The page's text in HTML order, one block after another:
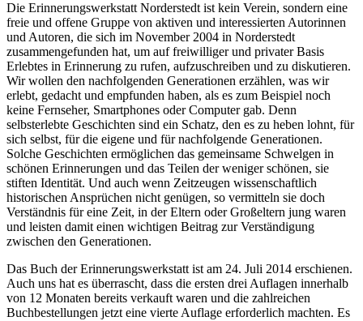
Die Erinnerungswerkstatt Norderstedt ist kein Verein, sondern eine
freie und offene Gruppe von aktiven und interessierten Autorinnen
und Autoren, die sich im November 2004 in Norderstedt
zusammengefunden hat, um auf freiwilliger und privater Basis
Erlebtes in Erinnerung zu rufen, aufzuschreiben und zu diskutieren.
Wir wollen den nachfolgenden Generationen erzählen, was wir
erlebt, gedacht und empfunden haben, als es zum Beispiel noch
keine Fernseher, Smartphones oder Computer gab. Denn
selbsterlebte Geschichten sind ein Schatz, den es zu heben lohnt, für
sich selbst, für die eigene und für nachfolgende Generationen.
Solche Geschichten ermöglichen das gemeinsame Schwelgen in
schönen Erinnerungen und das Teilen der weniger schönen, sie
stiften Identität. Und auch wenn Zeitzeugen wissenschaftlich
historischen Ansprüchen nicht genügen, so vermitteln sie doch
Verständnis für eine Zeit, in der Eltern oder Großeltern jung waren
und leisten damit einen wichtigen Beitrag zur Verständigung
zwischen den Generationen.
Das Buch der Erinnerungswerkstatt ist am 24. Juli 2014 erschienen.
Auch uns hat es überrascht, dass die ersten drei Auflagen innerhalb
von 12 Monaten bereits verkauft waren und die zahlreichen
Buchbestellungen jetzt eine vierte Auflage erforderlich machten. Es